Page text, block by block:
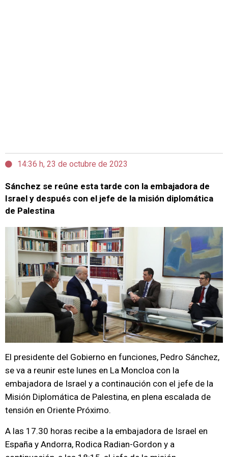
14:36 h, 23 de octubre de 2023
Sánchez se reúne esta tarde con la embajadora de
Israel y después con el jefe de la misión diplomática
de Palestina
El presidente del Gobierno en funciones, Pedro Sánchez,
se va a reunir este lunes en La Moncloa con la
embajadora de Israel y a continaución con el jefe de la
Misión Diplomática de Palestina, en plena escalada de
tensión en Oriente Próximo.
A las 17.30 horas recibe a la embajadora de Israel en
España y Andorra, Rodica Radian-Gordon y a